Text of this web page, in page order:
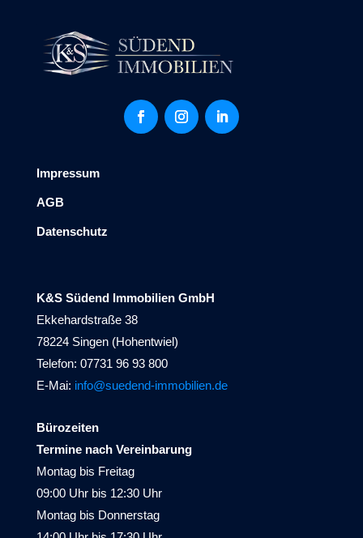
Impressum
AGB
Datenschutz
K&S Südend Immobilien GmbH
Ekkehardstraße 38
78224 Singen (Hohentwiel)
Telefon: 07731 96 93 800
E-Mai: info@suedend-immobilien.de
Bürozeiten
Termine nach Vereinbarung
Montag bis Freitag
09:00 Uhr bis 12:30 Uhr
Montag bis Donnerstag